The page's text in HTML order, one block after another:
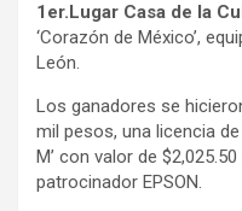
1er.Lugar Casa de la
‘Corazón de México’,
León.
Los ganadores se
mil pesos, una licencia
M’ con valor de
patrocinador EPSON.